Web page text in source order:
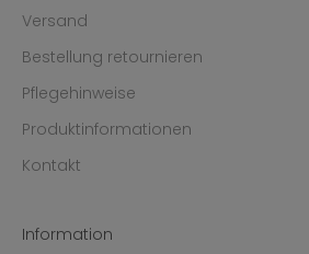
Versand
Bestellung retournieren
Pflegehinweise
Produktinformationen
Kontakt
Information